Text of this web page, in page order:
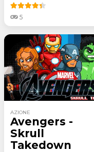
5
AZIONE
Avengers -
Skrull
Takedown